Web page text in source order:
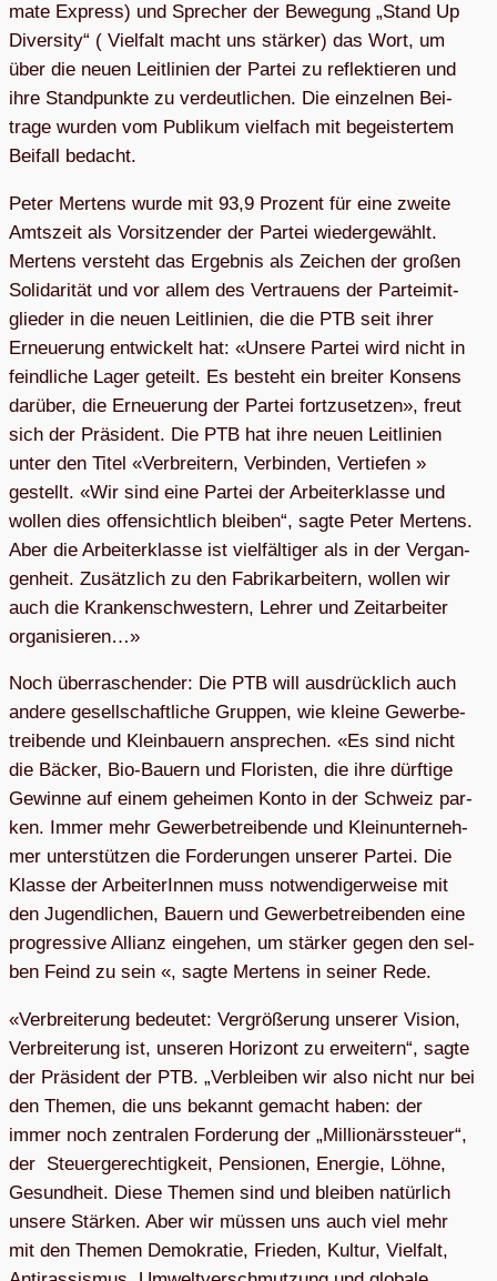
mate Express) und Spre­cher der Bewe­gung „Stand Up
Diver­sity“ ( Viel­falt macht uns stär­ker) das Wort, um
über die neuen Leit­li­nien der Par­tei zu reflek­tie­ren und
ihre Stand­punkte zu ver­deut­li­chen. Die ein­zel­nen Bei­
trage wur­den vom Publi­kum viel­fach mit begeis­ter­tem
Bei­fall bedacht.
Peter Mer­tens wurde mit 93,9 Pro­zent für eine zweite
Amts­zeit als Vor­sit­zen­der der Par­tei wie­der­ge­wählt.
Mer­tens ver­steht das Ergeb­nis als Zei­chen der gro­ßen
Soli­da­ri­tät und vor allem des Ver­trau­ens der Par­tei­mit­
glie­der in die neuen Leit­li­nien, die die PTB seit ihrer
Erneue­rung ent­wi­ckelt hat: «Unsere Par­tei wird nicht in
feind­li­che Lager geteilt. Es besteht ein brei­ter Kon­sens
dar­über, die Erneue­rung der Par­tei fort­zu­set­zen», freut
sich der Prä­si­dent. Die PTB hat ihre neuen Leit­li­nien
unter den Titel «Ver­brei­tern, Ver­bin­den, Ver­tie­fen »
gestellt. «Wir sind eine Par­tei der Arbei­ter­klasse und
wol­len dies offen­sicht­lich blei­ben“, sagte Peter Mer­tens.
Aber die Arbei­ter­klasse ist viel­fäl­ti­ger als in der Ver­gan­
gen­heit. Zusätz­lich zu den Fabrik­ar­bei­tern, wol­len wir
auch die Kran­ken­schwes­tern, Leh­rer und Zeit­ar­bei­ter
organisieren…»
Noch über­ra­schen­der: Die PTB will aus­drück­lich auch
andere gesell­schaft­li­che Grup­pen, wie kleine Gewer­be­
trei­bende und Klein­bau­ern anspre­chen. «Es sind nicht
die Bäcker, Bio-Bau­ern und Flo­ris­ten, die ihre dürf­tige
Gewinne auf einem gehei­men Konto in der Schweiz par­
ken. Immer mehr Gewer­be­trei­bende und Klein­un­ter­neh­
mer unter­stüt­zen die For­de­run­gen unse­rer Par­tei. Die
Klasse der Arbei­te­rIn­nen muss not­wen­di­ger­weise mit
den Jugend­li­chen, Bau­ern und Gewer­be­trei­ben­den eine
pro­gres­sive Alli­anz ein­ge­hen, um stär­ker gegen den sel­
ben Feind zu sein «, sagte Mer­tens in sei­ner Rede.
«Ver­brei­te­rung bedeu­tet: Ver­grö­ße­rung unse­rer Vision,
Ver­brei­te­rung ist, unse­ren Hori­zont zu erwei­tern“, sagte
der Prä­si­dent der PTB. „Ver­blei­ben wir also nicht nur bei
den The­men, die uns bekannt gemacht haben: der
immer noch zen­tra­len For­de­rung der „Mil­lio­närs­steuer“,
der Steu­er­ge­rech­tig­keit, Pen­sio­nen, Ener­gie, Löhne,
Gesund­heit. Diese The­men sind und blei­ben natür­lich
unsere Stär­ken. Aber wir müs­sen uns auch viel mehr
mit den The­men Demo­kra­tie, Frie­den, Kul­tur, Viel­falt,